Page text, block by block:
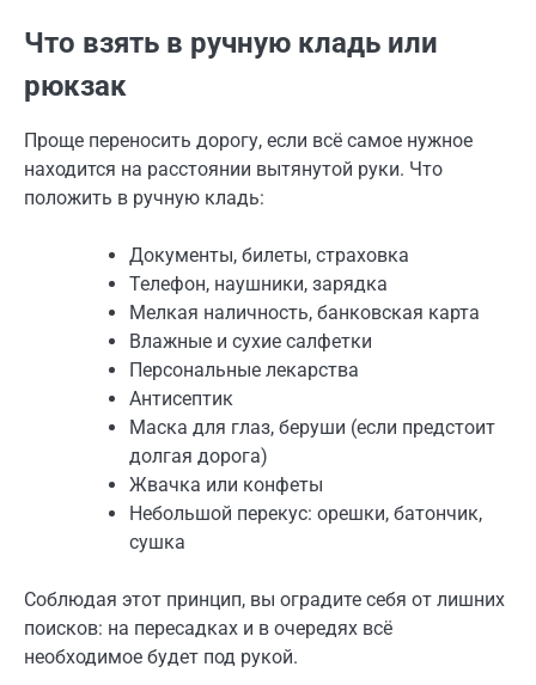
Что взять в ручную кладь или
рюкзак
Проще переносить дорогу, если всё самое нужное
находится на расстоянии вытянутой руки. Что
положить в ручную кладь:
Документы, билеты, страховка
Телефон, наушники, зарядка
Мелкая наличность, банковская карта
Влажные и сухие салфетки
Персональные лекарства
Антисептик
Маска для глаз, беруши (если предстоит
долгая дорога)
Жвачка или конфеты
Небольшой перекус: орешки, батончик,
сушка
Соблюдая этот принцип, вы оградите себя от лишних
поисков: на пересадках и в очередях всё
необходимое будет под рукой.